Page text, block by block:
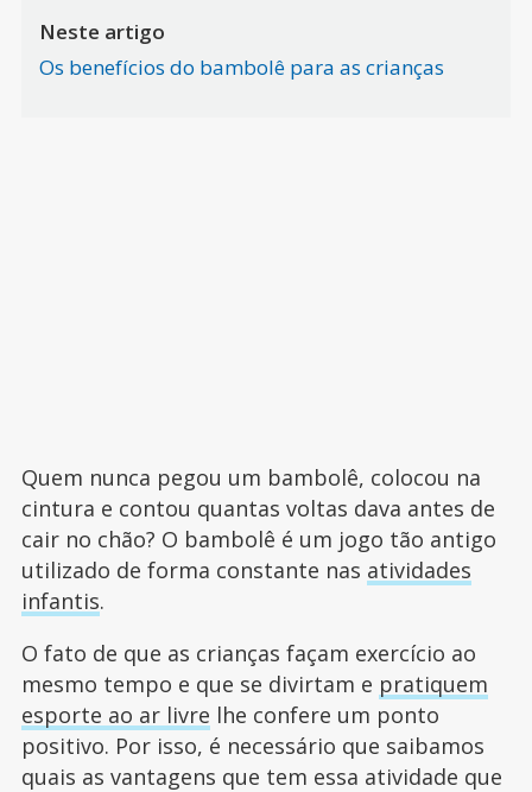
Neste artigo
Os benefícios do bambolê para as crianças
Quem nunca pegou um bambolê, colocou na
cintura e contou quantas voltas dava antes de
cair no chão? O bambolê é um jogo tão antigo
utilizado de forma constante nas atividades
infantis.
O fato de que as crianças façam exercício ao
mesmo tempo e que se divirtam e pratiquem
esporte ao ar livre lhe confere um ponto
positivo. Por isso, é necessário que saibamos
quais as vantagens que tem essa atividade que